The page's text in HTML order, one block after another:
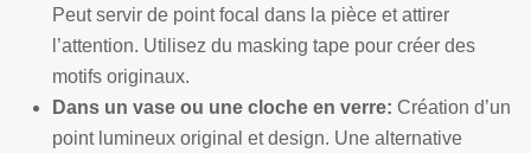
Peut servir de point focal dans la pièce et attirer
l’attention. Utilisez du masking tape pour créer des
motifs originaux.
Dans un vase ou une cloche en verre: Création d’un
point lumineux original et design. Une alternative